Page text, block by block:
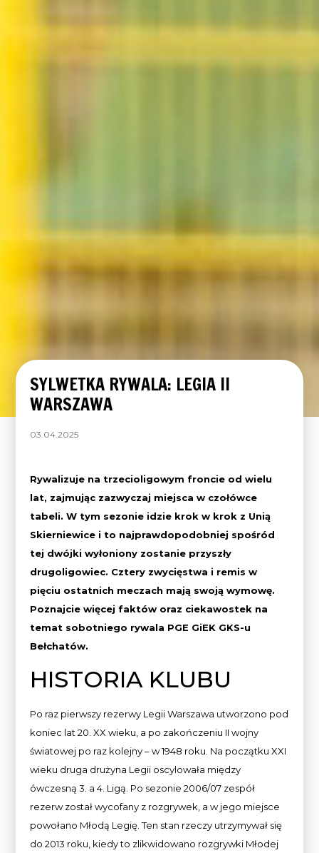
SYLWETKA RYWALA: LEGIA II
WARSZAWA
03.04.2025
Rywalizuje na trzecioligowym froncie od wielu
lat, zajmując zazwyczaj miejsca w czołówce
tabeli. W tym sezonie idzie krok w krok z Unią
Skierniewice i to najprawdopodobniej spośród
tej dwójki wyłoniony zostanie przyszły
drugoligowiec. Cztery zwycięstwa i remis w
pięciu ostatnich meczach mają swoją wymowę.
Poznajcie więcej faktów oraz ciekawostek na
temat sobotniego rywala PGE GiEK GKS-u
Bełchatów.
HISTORIA KLUBU
Po raz pierwszy rezerwy Legii Warszawa utworzono pod
koniec lat 20. XX wieku, a po zakończeniu II wojny
światowej po raz kolejny – w 1948 roku. Na początku XXI
wieku druga drużyna Legii oscylowała między
ówczesną 3. a 4. Ligą. Po sezonie 2006/07 zespół
rezerw został wycofany z rozgrywek, a w jego miejsce
powołano Młodą Legię. Ten stan rzeczy utrzymywał się
do 2013 roku, kiedy to zlikwidowano rozgrywki Młodej